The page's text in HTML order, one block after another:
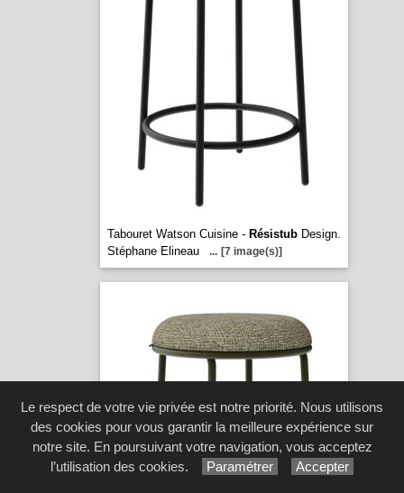
Tabouret Watson Cuisine - RésistubDesign.
Stéphane Elineau
... [7 image(s)]
Le respect de votre vie privée est notre priorité. Nous utilisons
des cookies pour vous garantir la meilleure expérience sur
notre site. En poursuivant votre navigation, vous acceptez
l’utilisation des cookies.
Paramétrer Accepter